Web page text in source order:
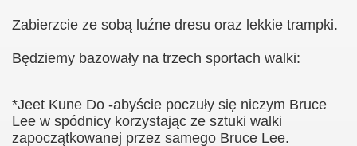
Zabierzcie ze sobą luźne dresu oraz lekkie trampki.
Będziemy bazowały na trzech sportach walki:
*Jeet Kune Do -abyście poczuły się niczym Bruce
Lee w spódnicy korzystając ze sztuki walki
zapoczątkowanej przez samego Bruce Lee.